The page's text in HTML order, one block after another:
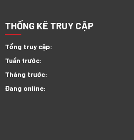
THỐNG KÊ TRUY CẬP
Tổng truy cập:
Tuần trước:
Tháng trước:
Đang online: